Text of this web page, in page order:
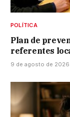
POLÍTICA
Plan de
referentes
9 de agosto de 2026